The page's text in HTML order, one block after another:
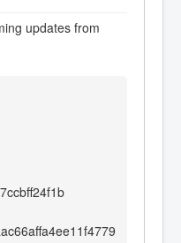
updates from